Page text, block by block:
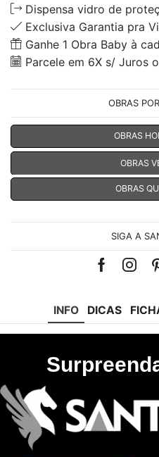
Dispensa vidro de
Exclusiva Garantia pra
Ganhe 1 Obra Baby à
Parcele em 6X s/ Juros
OBRAS
OBRAS
OBRAS
OBRAS
SIGA A
Facebook
INFO DICAS